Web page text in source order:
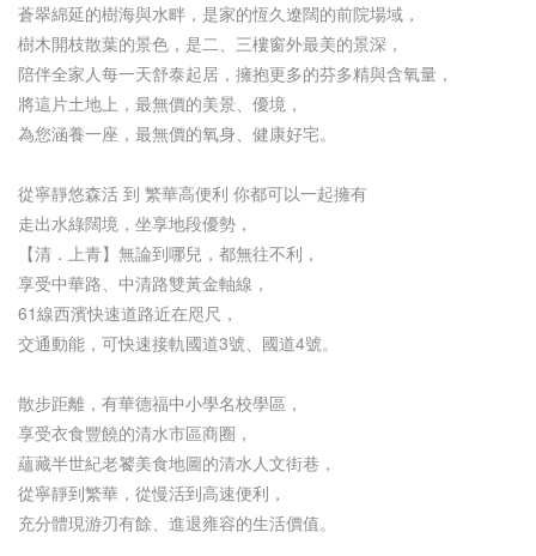
蒼翠綿延的樹海與水畔，是家的恆久遼闊的前院場域，
樹木開枝散葉的景色，是二、三樓窗外最美的景深，
陪伴全家人每一天舒泰起居，擁抱更多的芬多精與含氧量，
將這片土地上，最無價的美景、優境，
為您涵養一座，最無價的氧身、健康好宅。
從寧靜悠森活 到 繁華高便利 你都可以一起擁有
走出水綠闊境，坐享地段優勢，
【清．上青】無論到哪兒，都無往不利，
享受中華路、中清路雙黃金軸線，
61線西濱快速道路近在咫尺，
交通動能，可快速接軌國道3號、國道4號。
散步距離，有華德福中小學名校學區，
享受衣食豐饒的清水市區商圈，
蘊藏半世紀老饕美食地圖的清水人文街巷，
從寧靜到繁華，從慢活到高速便利，
充分體現游刃有餘、進退雍容的生活價值。